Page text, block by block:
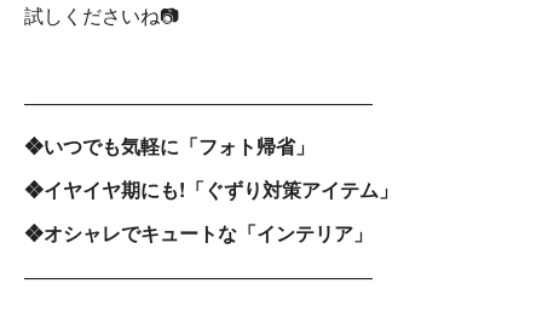
試しくださいね📷
――――――――――――――――――
❖いつでも気軽に「フォト帰省」
❖イヤイヤ期にも!「ぐずり対策アイテム」
❖オシャレでキュートな「インテリア」
――――――――――――――――――